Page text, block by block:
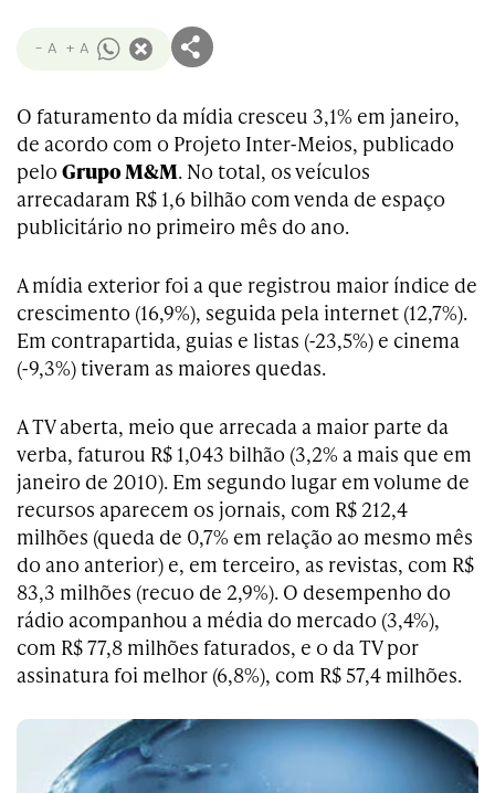
- A + A
O faturamento da mídia cresceu 3,1% em janeiro,
de acordo com o Projeto Inter-Meios, publicado
pelo Grupo M&M. No total, os veículos
arrecadaram R$ 1,6 bilhão com venda de espaço
publicitário no primeiro mês do ano.
A mídia exterior foi a que registrou maior índice de
crescimento (16,9%), seguida pela internet (12,7%).
Em contrapartida, guias e listas (-23,5%) e cinema
(-9,3%) tiveram as maiores quedas.
A TV aberta, meio que arrecada a maior parte da
verba, faturou R$ 1,043 bilhão (3,2% a mais que em
janeiro de 2010). Em segundo lugar em volume de
recursos aparecem os jornais, com R$ 212,4
milhões (queda de 0,7% em relação ao mesmo mês
do ano anterior) e, em terceiro, as revistas, com R$
83,3 milhões (recuo de 2,9%). O desempenho do
rádio acompanhou a média do mercado (3,4%),
com R$ 77,8 milhões faturados, e o da TV por
assinatura foi melhor (6,8%), com R$ 57,4 milhões.